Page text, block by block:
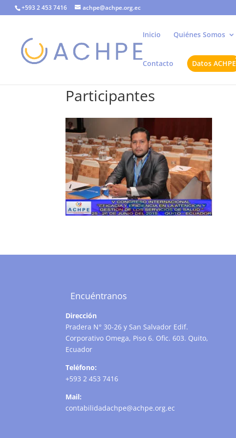
+593 2 453 7416 achpe@achpe.org.ec
Inicio Quiénes Somos
Contacto Datos ACHPE
Participantes
Encuéntranos
Dirección
Pradera N° 30-26 y San Salvador Edif.
Corporativo Omega, Piso 6. Ofic. 603. Quito,
Ecuador
Teléfono:
+593 2 453 7416
Mail:
contabilidadachpe@achpe.org.ec